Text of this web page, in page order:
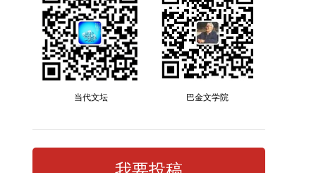
当代文坛 巴金文学院